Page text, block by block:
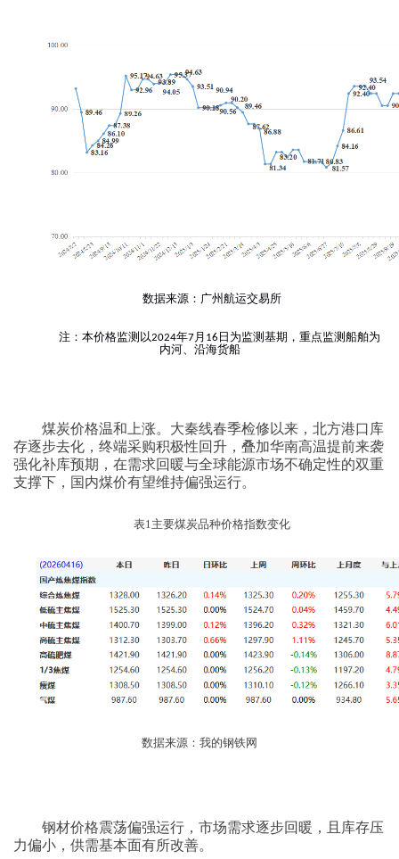
数据来源：广州航运交易所
注：本价格监测以2024年7月 16 日为监测基期，重点监测船舶为
内河、沿海货船
煤炭价格温和上涨。大秦线春季检修以来，北方港口库
存逐步去化，终端采购积极性回升，叠加华南高温提前来袭
强化补库预期，在需求回暖与全球能源市场不确定性的双重
支撑下，国内煤价有望维持偏强运行。
表1主要煤炭品种价格指数变化
数据来源：我的钢铁网
钢材价格震荡偏强运行，市场需求逐步回暖，且库存压
力偏小，供需基本面有所改善。